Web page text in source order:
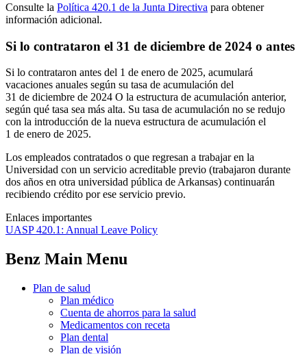
Consulte la Política 420.1 de la Junta Directiva para obtener
información adicional.
Si lo contrataron el 31 de diciembre de 2024 o antes
Si lo contrataron antes del 1 de enero de 2025, acumulará
vacaciones anuales según su tasa de acumulación del
31 de diciembre de 2024 O la estructura de acumulación anterior,
según qué tasa sea más alta. Su tasa de acumulación no se redujo
con la introducción de la nueva estructura de acumulación el
1 de enero de 2025.
Los empleados contratados o que regresan a trabajar en la
Universidad con un servicio acreditable previo (trabajaron durante
dos años en otra universidad pública de Arkansas) continuarán
recibiendo crédito por ese servicio previo.
Enlaces importantes
UASP 420.1: Annual Leave Policy
Benz Main Menu
Plan de salud
Plan médico
Cuenta de ahorros para la salud
Medicamentos con receta
Plan dental
Plan de visión